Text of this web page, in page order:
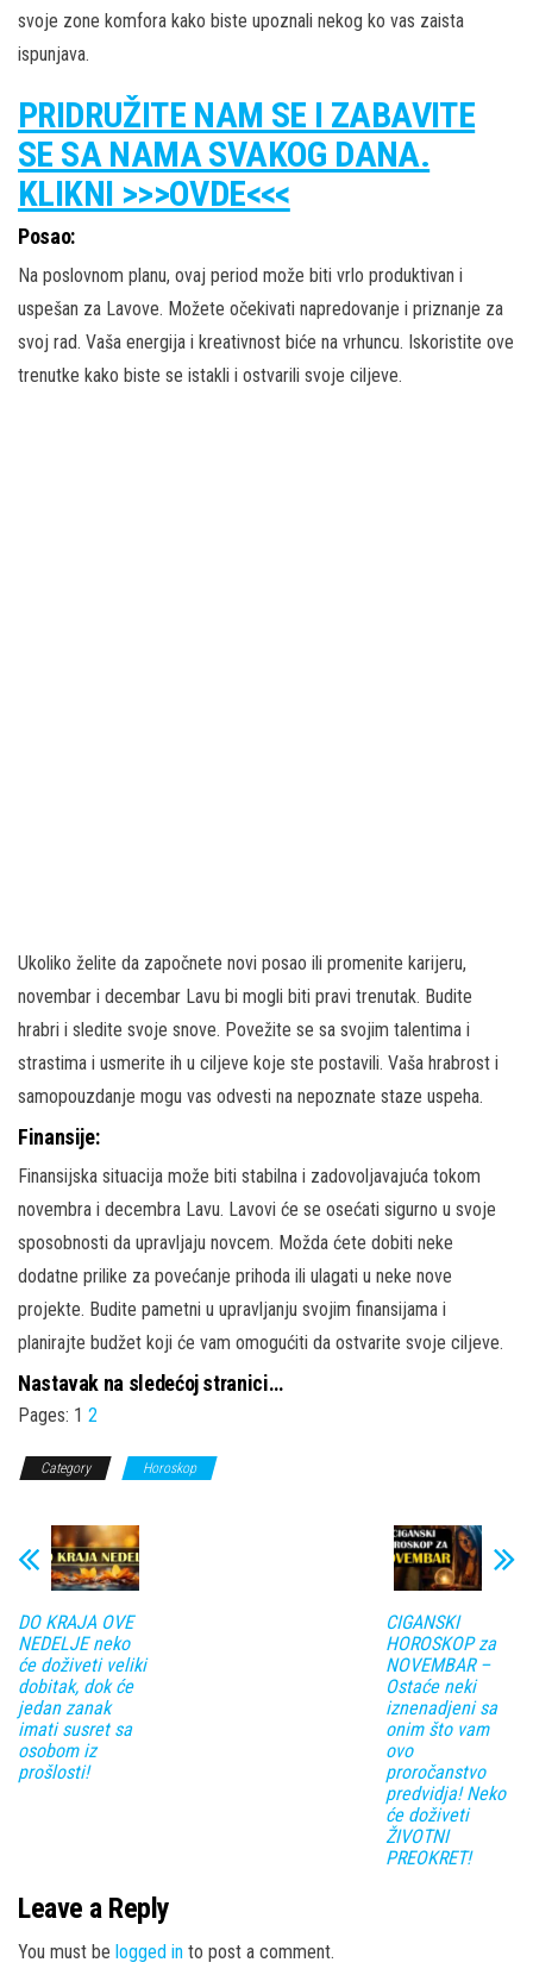
svoje zone komfora kako biste upoznali nekog ko vas zaista
ispunjava.
PRIDRUŽITE NAM SE I ZABAVITE
SE SA NAMA SVAKOG DANA.
KLIKNI >>>OVDE<<<
Posao:
Na poslovnom planu, ovaj period može biti vrlo produktivan i
uspešan za Lavove. Možete očekivati napredovanje i priznanje za
svoj rad. Vaša energija i kreativnost biće na vrhuncu. Iskoristite ove
trenutke kako biste se istakli i ostvarili svoje ciljeve.
Ukoliko želite da započnete novi posao ili promenite karijeru,
novembar i decembar Lavu bi mogli biti pravi trenutak. Budite
hrabri i sledite svoje snove. Povežite se sa svojim talentima i
strastima i usmerite ih u ciljeve koje ste postavili. Vaša hrabrost i
samopouzdanje mogu vas odvesti na nepoznate staze uspeha.
Finansije:
Finansijska situacija može biti stabilna i zadovoljavajuća tokom
novembra i decembra Lavu. Lavovi će se osećati sigurno u svoje
sposobnosti da upravljaju novcem. Možda ćete dobiti neke
dodatne prilike za povećanje prihoda ili ulagati u neke nove
projekte. Budite pametni u upravljanju svojim finansijama i
planirajte budžet koji će vam omogućiti da ostvarite svoje ciljeve.
Nastavak na sledećoj stranici…
Pages: 1 2
Category Horoskop
DO KRAJA OVE
NEDELJE neko
će doživeti veliki
dobitak, dok će
jedan zanak
imati susret sa
osobom iz
prošlosti!
CIGANSKI
HOROSKOP za
NOVEMBAR –
Ostaće neki
iznenadjeni sa
onim što vam
ovo
proročanstvo
predvidja! Neko
će doživeti
ŽIVOTNI
PREOKRET!
Leave a Reply
You must be logged in to post a comment.